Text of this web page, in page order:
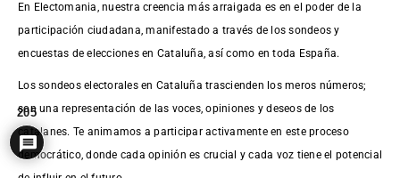
En Electomania, nuestra creencia más arraigada es en el poder de la
participación ciudadana, manifestado a través de los sondeos y
encuestas de elecciones en Cataluña, así como en toda España.
Los sondeos electorales en Cataluña trascienden los meros números;
son una representación de las voces, opiniones y deseos de los
catalanes. Te animamos a participar activamente en este proceso
democrático, donde cada opinión es crucial y cada voz tiene el potencial
205